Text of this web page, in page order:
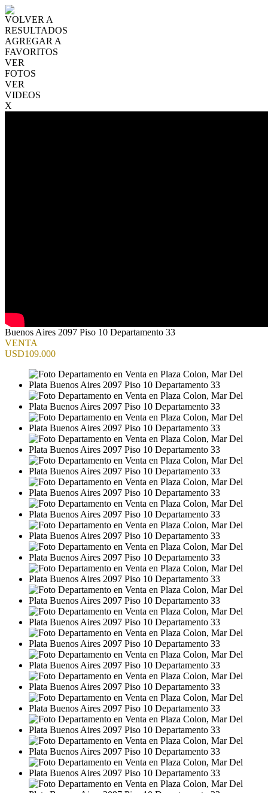
VOLVER A
RESULTADOS
AGREGAR A
FAVORITOS
VER
FOTOS
VER
VIDEOS
X
Buenos Aires 2097 Piso 10 Departamento 33
VENTA
USD109.000